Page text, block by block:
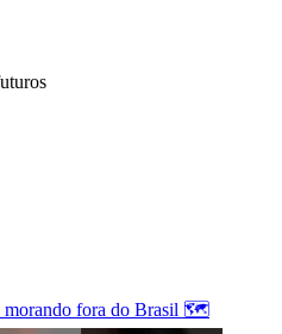
morando fora do Brasil 🗺️